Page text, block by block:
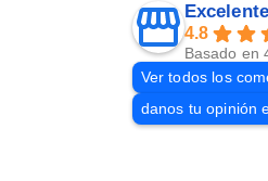
Excelente
4.8
Basado en
Ver todos los
danos tu opinión